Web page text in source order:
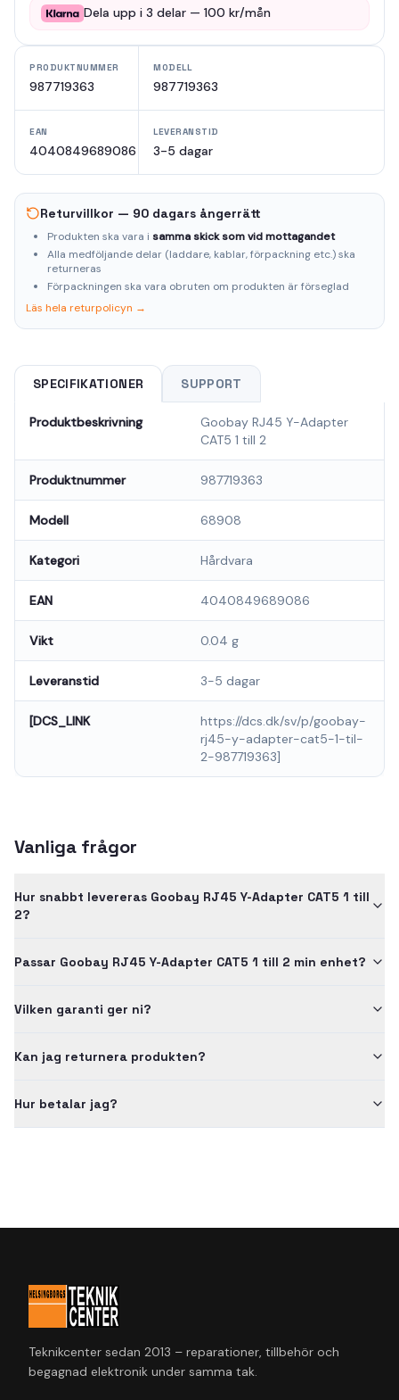
Dela upp i 3 delar — 100 kr/mån
PRODUKTNUMMER
987719363
MODELL
987719363
EAN
4040849689086
LEVERANSTID
3-5 dagar
Returvillkor — 90 dagars ångerrätt
Produkten ska vara i samma skick som vid mottagandet
Alla medföljande delar (laddare, kablar, förpackning etc.) ska
returneras
Förpackningen ska vara obruten om produkten är förseglad
Läs hela returpolicyn →
SPECIFIKATIONER SUPPORT
Produktbeskrivning
Goobay RJ45 Y-Adapter
CAT5 1 till 2
Produktnummer 987719363
Modell 68908
Kategori Hårdvara
EAN 4040849689086
Vikt 0.04 g
Leveranstid 3-5 dagar
[DCS_LINK
https://dcs.dk/sv/p/goobay-
rj45-y-adapter-cat5-1-til-
2-987719363]
Vanliga frågor
Hur snabbt levereras Goobay RJ45 Y-Adapter CAT5 1 till
2?
Passar Goobay RJ45 Y-Adapter CAT5 1 till 2 min enhet?
Vilken garanti ger ni?
Kan jag returnera produkten?
Hur betalar jag?
Teknikcenter sedan 2013 – reparationer, tillbehör och
begagnad elektronik under samma tak.